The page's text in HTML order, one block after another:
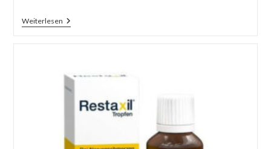
WeiterlesenRestaxil
Tropfen
Anwendung